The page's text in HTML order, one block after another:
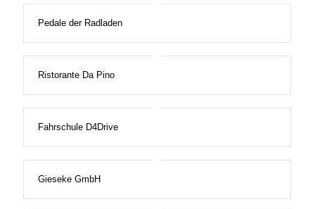
Pedale der Radladen
Ristorante Da Pino
Fahrschule D4Drive
Gieseke GmbH